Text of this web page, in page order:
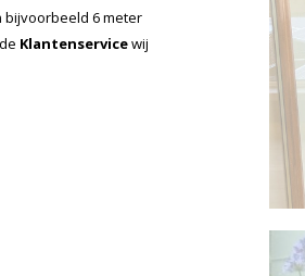
bijvoorbeeld 6 meter
Klantenservicewij